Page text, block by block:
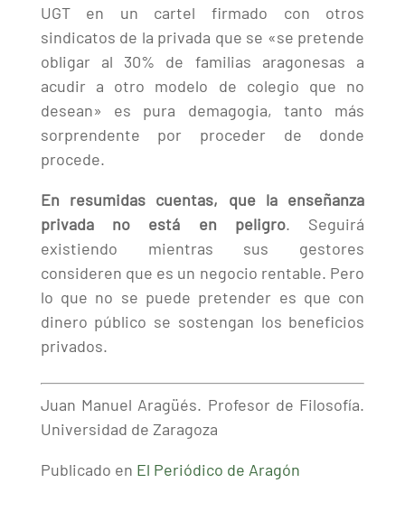
UGT en un cartel firmado con otros
sindicatos de la privada que se «se pretende
obligar al 30% de familias aragonesas a
acudir a otro modelo de colegio que no
desean» es pura demagogia, tanto más
sorprendente por proceder de donde
procede.
En resumidas cuentas, que la enseñanza
privada no está en peligro. Seguirá
existiendo mientras sus gestores
consideren que es un negocio rentable. Pero
lo que no se puede pretender es que con
dinero público se sostengan los beneficios
privados.
Juan Manuel Aragüés. Profesor de Filosofía.
Universidad de Zaragoza
Publicado en El Periódico de Aragón